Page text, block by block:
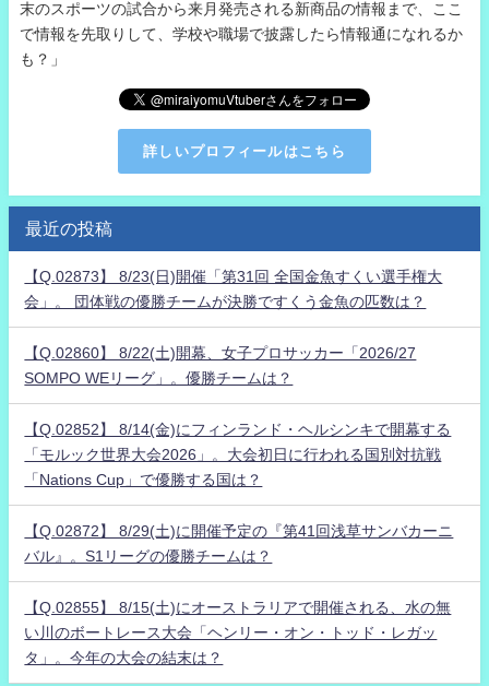
末のスポーツの試合から来月発売される新商品の情報まで、ここ
で情報を先取りして、学校や職場で披露したら情報通になれるか
も？」
詳しいプロフィールはこちら
最近の投稿
【Q.02873】 8/23(日)開催「第31回 全国金魚すくい選手権大
会」。 団体戦の優勝チームが決勝ですくう金魚の匹数は？
【Q.02860】 8/22(土)開幕、女子プロサッカー「2026/27
SOMPO WEリーグ」。優勝チームは？
【Q.02852】 8/14(金)にフィンランド・ヘルシンキで開幕する
「モルック世界大会2026」。大会初日に行われる国別対抗戦
「Nations Cup」で優勝する国は？
【Q.02872】 8/29(土)に開催予定の『第41回浅草サンバカーニ
バル』。S1リーグの優勝チームは？
【Q.02855】 8/15(土)にオーストラリアで開催される、水の無
い川のボートレース大会「ヘンリー・オン・トッド・レガッ
タ」。今年の大会の結末は？